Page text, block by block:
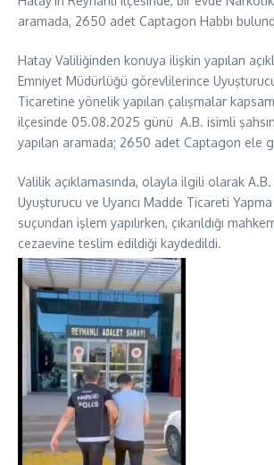
aramada, 2650 adet Captagon Habbı
Hatay Valiliğinden konuya ilişkin yapılan
Emniyet Müdürlüğü görevlilerince
Ticaretine yönelik yapılan çalışmalar
ilçesinde 05.08.2025 günü A.B. isimli
yapılan aramada; 2650 adet Captagon ele
Valilik açıklamasında, olayla ilgili olarak A.B.
Uyuşturucu ve Uyarıcı Madde Ticareti
suçundan işlem yapılırken, çıkarıldığı
cezaevine teslim edildiği kaydedildi.